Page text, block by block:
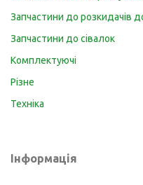
Запчастини до розкидачів
Запчастини до сівалок
Комплектуючі
Різне
Техніка
Інформація